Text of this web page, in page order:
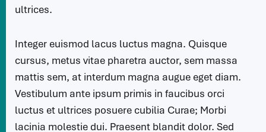
ultrices.
Integer euismod lacus luctus magna. Quisque
cursus, metus vitae pharetra auctor, sem massa
mattis sem, at interdum magna augue eget diam.
Vestibulum ante ipsum primis in faucibus orci
luctus et ultrices posuere cubilia Curae; Morbi
lacinia molestie dui. Praesent blandit dolor. Sed